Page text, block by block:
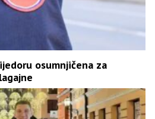
osumnjičena za